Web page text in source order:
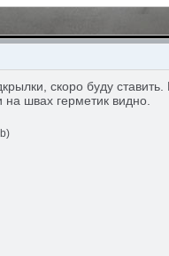
скоро буду
на швах герметик видно.